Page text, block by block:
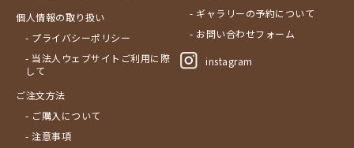
個人情報の取り扱い
- プライバシーポリシー
- 当法人ウェブサイトご利用に際
して
ご注文方法
- ご購入について
- 注意事項
- ギャラリーの予約について
- お問い合わせフォーム
instagram